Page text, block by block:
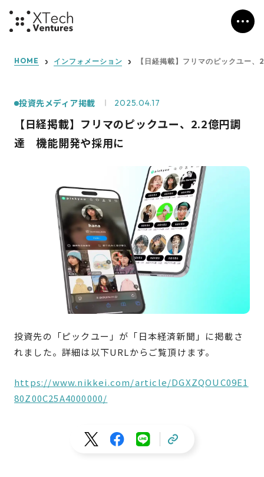
HOME インフォメーション 【日経掲載】フリマのピックユー
投資先メディア掲載 2025.04.17
【日経掲載】フリマのピックユー、2.2億円調
達 機能開発や採用に
投資先の「ピックユー 」が「日本経済新聞」に掲載さ
れました。詳細は以下URLからご覧頂けます。
https://www.nikkei.com/article/DGXZQOUC09E1
80Z00C25A4000000/